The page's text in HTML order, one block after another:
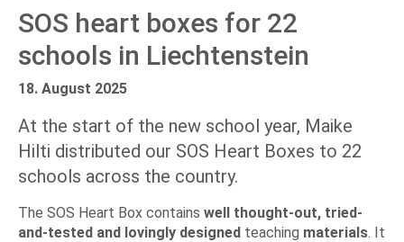
SOS heart boxes for 22
schools in Liechtenstein
18. August 2025
At the start of the new school year, Maike
Hilti distributed our SOS Heart Boxes to 22
schools across the country.
The SOS Heart Box contains well thought-out, tried-
and-tested and lovingly designed teaching materials. It